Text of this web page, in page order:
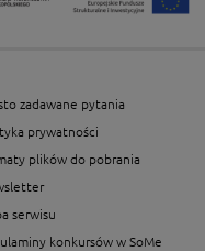
zadawane pytania
prywatności
plików do pobrania
serwisu
konkursów w SoMe